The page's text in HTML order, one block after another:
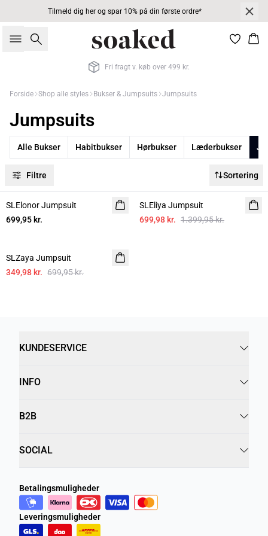
Tilmeld dig her og spar 10% på din første ordre*
Søg
Fri fragt v. køb over 499 kr.
Forside Shop alle styles Bukser & Jumpsuits Jumpsuits
Jumpsuits
Alle Bukser Habitbukser Hørbukser Læderbukser
Filtre Sortering
SLElonor Jumpsuit
699,95 kr.
SLEliya Jumpsuit
699,98 kr. 1.399,95 kr.
SLZaya Jumpsuit
349,98 kr. 699,95 kr.
KUNDESERVICE
INFO
B2B
SOCIAL
Betalingsmuligheder
Leveringsmuligheder